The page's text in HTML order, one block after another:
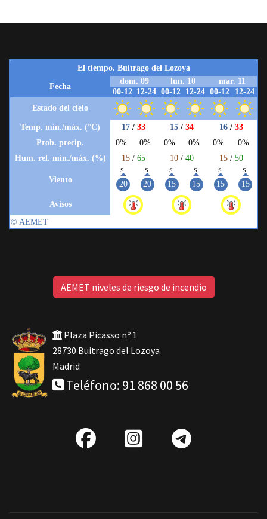
AEMET niveles de riesgo de incendio
Plaza Picasso nº 1
28730 Buitrago del Lozoya
Madrid
Teléfono: 91 868 00 56
fab
IG